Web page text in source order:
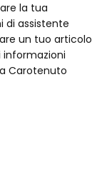
la tua
di assistente
un tuo articolo
informazioni
Carotenuto